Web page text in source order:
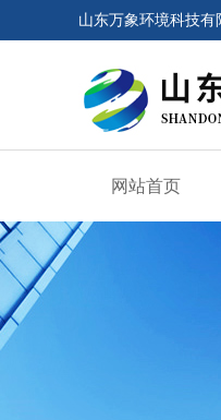
山东万象环境科技有
网站首页